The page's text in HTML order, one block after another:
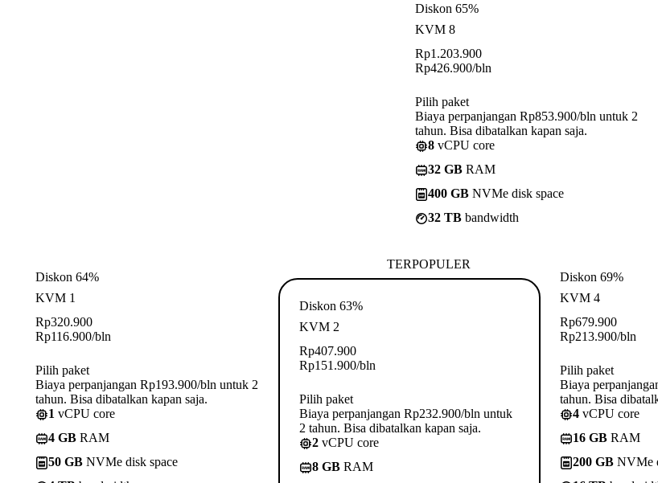
Diskon 65%
KVM 8
Rp1.203.900
Rp426.900/bln
Pilih paket
Biaya perpanjangan Rp853.900/bln untuk 2
tahun. Bisa dibatalkan kapan saja.
8 vCPU core
32 GB RAM
400 GB NVMe disk space
32 TB bandwidth
Diskon 64%
KVM 1
Rp320.900
Rp116.900/bln
Pilih paket
Biaya perpanjangan Rp193.900/bln untuk 2
tahun. Bisa dibatalkan kapan saja.
1 vCPU core
4 GB RAM
50 GB NVMe disk space
TERPOPULER
Diskon 63%
KVM 2
Rp407.900
Rp151.900/bln
Pilih paket
Biaya perpanjangan Rp232.900/bln untuk
2 tahun. Bisa dibatalkan kapan saja.
2 vCPU core
8 GB RAM
Diskon 69%
KVM 4
Rp679.900
Rp213.900/bln
Pilih paket
Biaya
tahun. Bisa
4 vCPU core
16 GB RAM
200 GB NVMe